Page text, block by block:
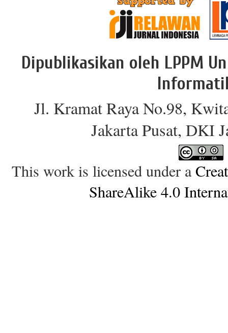
Dipublikasikan oleh LPPM
Jl. Kramat Raya No.98,
Jakarta Pusat, DKI
This work is licensed under a
ShareAlike 4.0